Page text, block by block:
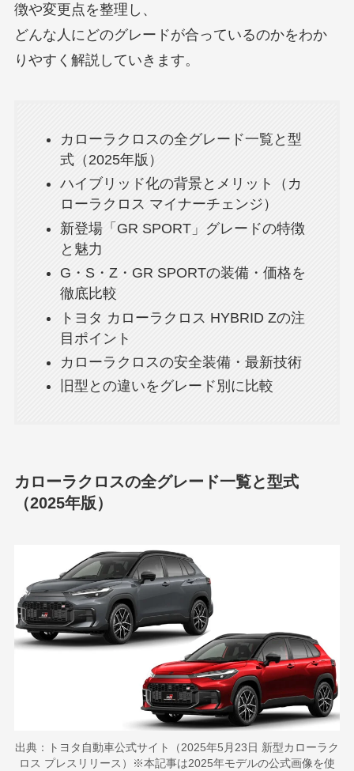
徴や変更点を整理し、
どんな人にどのグレードが合っているのかをわか
りやすく解説していきます。
カローラクロスの全グレード一覧と型
式（2025年版）
ハイブリッド化の背景とメリット（カ
ローラクロス マイナーチェンジ）
新登場「GR SPORT」グレードの特徴
と魅力
G・S・Z・GR SPORTの装備・価格を
徹底比較
トヨタ カローラクロス HYBRID Zの注
目ポイント
カローラクロスの安全装備・最新技術
旧型との違いをグレード別に比較
カローラクロスの全グレード一覧と型式
（2025年版）
出典：トヨタ自動車公式サイト（2025年5月23日 新型カローラク
ロス プレスリリース）※本記事は2025年モデルの公式画像を使